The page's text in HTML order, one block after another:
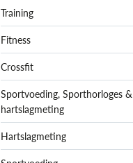
Training
Fitness
Crossfit
Sportvoeding, Sporthorloges &
hartslagmeting
Hartslagmeting